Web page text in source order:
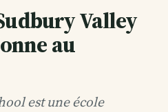
Valley
au
est une école